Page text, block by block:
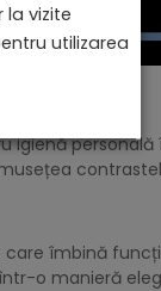
igienă
îmbină
o manieră
la vizite
utilizarea